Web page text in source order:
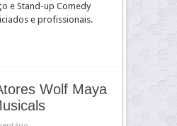
e Stand-up Comedy
e profissionais.
Wolf Maya